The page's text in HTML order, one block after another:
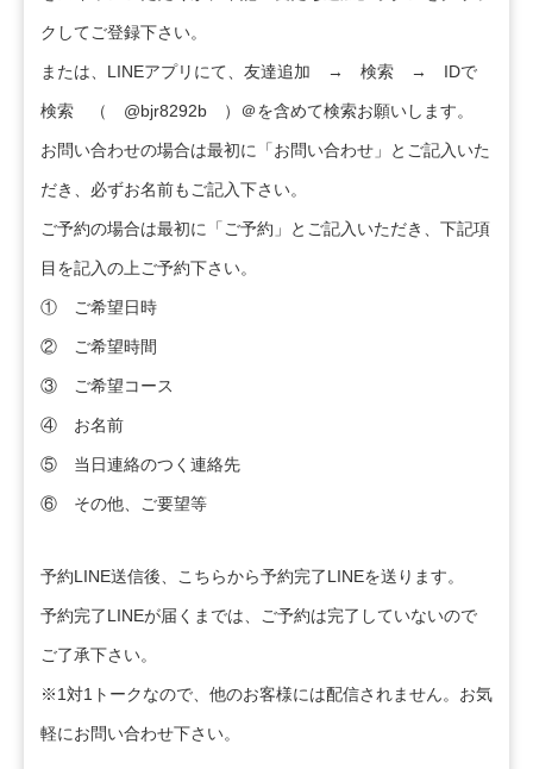
クしてご登録下さい。
または、LINEアプリにて、友達追加 → 検索 → IDで
検索 （ @bjr8292b ）＠を含めて検索お願いします。
お問い合わせの場合は最初に「お問い合わせ」とご記入いた
だき、必ずお名前もご記入下さい。
ご予約の場合は最初に「ご予約」とご記入いただき、下記項
目を記入の上ご予約下さい。
① ご希望日時
② ご希望時間
③ ご希望コース
④ お名前
⑤ 当日連絡のつく連絡先
⑥ その他、ご要望等
予約LINE送信後、こちらから予約完了LINEを送ります。
予約完了LINEが届くまでは、ご予約は完了していないので
ご了承下さい。
※1対1トークなので、他のお客様には配信されません。お気
軽にお問い合わせ下さい。